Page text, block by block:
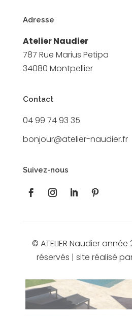
Adresse
Atelier Naudier
787 Rue Marius Petipa
34080 Montpellier
Contact
04 99 74 93 35
bonjour@atelier-naudier.fr
Suivez-nous
© ATELIER Naudier
réservés | site réalisé